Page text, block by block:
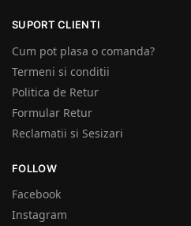
SUPORT CLIENTI
Cum pot plasa o comanda?
Termeni si conditii
Politica de Retur
Formular Retur
Reclamatii si Sesizari
FOLLOW
Facebook
Instagram